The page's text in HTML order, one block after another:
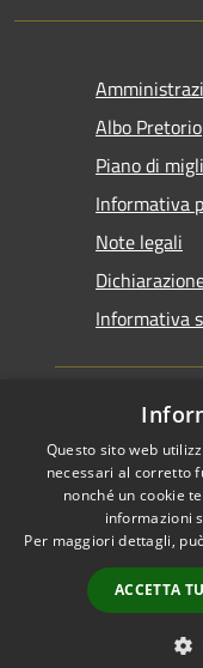
Albo Pretorio
Piano di
Informativa
Note legali
Informativa
RSS
Accessibilità
Cookie
Mappa del sito
Area riservata del
Questo sito web
necessari al corretto
nonché un cookie
informazioni
Per maggiori dettagli,
ACCETTA